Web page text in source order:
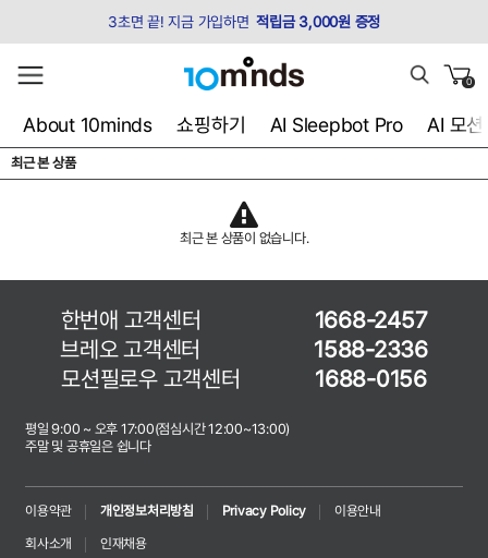
3초면 끝! 지금 가입하면 적립금 3,000원 증정
0
About 10minds 쇼핑하기 AI Sleepbot Pro AI 모션
최근 본 상품
최근 본 상품이 없습니다.
한번애 고객센터
1668-2457
브레오 고객센터
1588-2336
모션필로우 고객센터
1688-0156
평일 9:00 ~ 오후 17:00(점심시간 12:00~13:00)
주말 및 공휴일은 쉽니다
이용약관 개인정보처리방침 Privacy Policy
이용안내
회사소개
인재채용